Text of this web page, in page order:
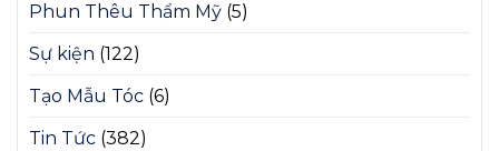
Phun Thêu Thẩm Mỹ (5)
Sự kiện (122)
Tạo Mẫu Tóc (6)
Tin Tức (382)